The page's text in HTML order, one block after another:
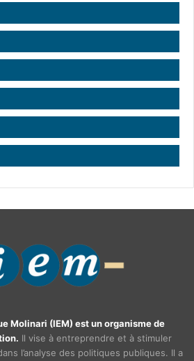
Molinari (IEM) est un organisme de
Il vise à entreprendre et à stimuler
l’analyse des politiques publiques. Il a